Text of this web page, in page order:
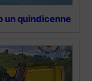
un quindicenne